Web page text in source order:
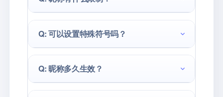
Q: 可以设置特殊符号吗？
Q: 昵称多久生效？